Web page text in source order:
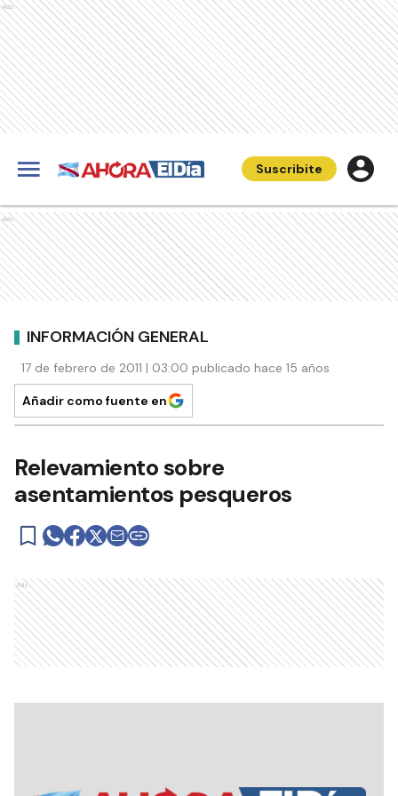
Ads
Suscribite
Ads
INFORMACIÓN GENERAL
17 de febrero de 2011 | 03:00 publicado hace 15 años
Añadir como fuente en
Relevamiento sobre
asentamientos pesqueros
Ads